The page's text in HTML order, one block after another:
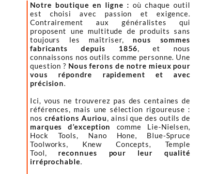
Notre boutique en ligne : où chaque outil
est choisi avec passion et exigence.
Contrairement aux généralistes qui
proposent une multitude de produits sans
toujours les maîtriser, nous sommes
fabricants depuis 1856, et nous
connaissons nos outils comme personne. Une
question ? Nous ferons de notre mieux pour
vous répondre rapidement et avec
précision.
Ici, vous ne trouverez pas des centaines de
références, mais une sélection rigoureuse :
nos créations Auriou, ainsi que des outils de
marques d’exception
comme Lie-Nielsen,
Hock Tools, Nano Hone, Blue-Spruce
Toolworks, Knew Concepts, Temple
Tool, reconnues pour leur qualité
irréprochable.